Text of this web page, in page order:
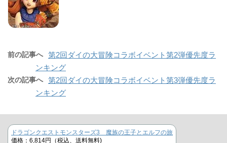
前の記事へ
第2回ダイの大冒険コラボイベント第2弾優先度ラ
ンキング
次の記事へ
第2回ダイの大冒険コラボイベント第3弾優先度ラ
ンキング
ドラゴンクエストモンスターズ3 魔族の王子とエルフの旅
価格：6,814円（税込、送料無料)